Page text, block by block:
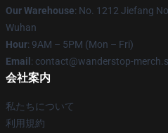
Our Warehouse: No. 1212 Jiefang
Wuhan
Hour: 9AM – 5PM (Mon – Fri)
Email : contact@wanderstop-
会社案内
私たちについて
利用規約